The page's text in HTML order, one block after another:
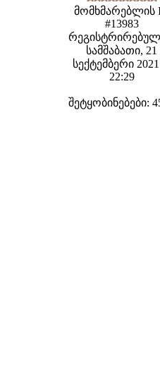
მომხმარებლის
#13983
სამშაბათი, 21
სექტემბერი
22:29
შეტყობინებები: